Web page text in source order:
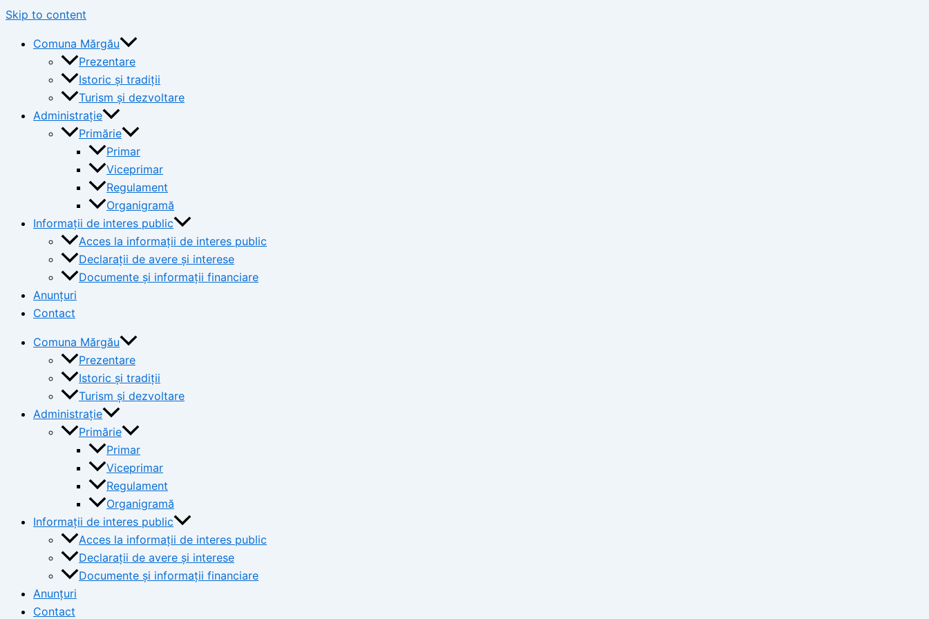
Skip to content
Comuna Mărgău
Prezentare
Istoric și tradiții
Turism și dezvoltare
Administrație
Primărie
Primar
Viceprimar
Regulament
Organigramă
Informații de interes public
Acces la informații de interes public
Declarații de avere și interese
Documente și informații financiare
Anunțuri
Contact
Comuna Mărgău
Prezentare
Istoric și tradiții
Turism și dezvoltare
Administrație
Primărie
Primar
Viceprimar
Regulament
Organigramă
Informații de interes public
Acces la informații de interes public
Declarații de avere și interese
Documente și informații financiare
Anunțuri
Contact